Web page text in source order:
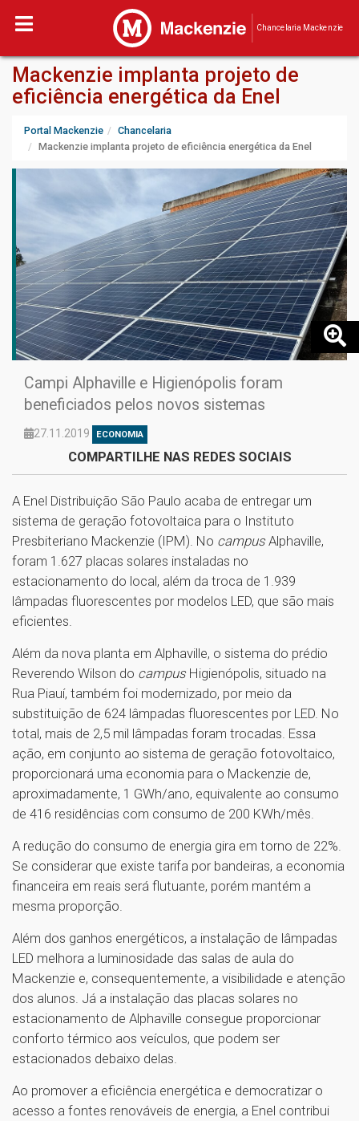
Chancelaria Mackenzie
Mackenzie implanta projeto de
eficiência energética da Enel
Portal Mackenzie
Chancelaria
Mackenzie implanta projeto de eficiência energética da Enel
Campi Alphaville e Higienópolis foram
beneficiados pelos novos sistemas
27.11.2019 ECONOMIA
COMPARTILHE NAS REDES SOCIAIS
A Enel Distribuição São Paulo acaba de entregar um
sistema de geração fotovoltaica para o Instituto
Presbiteriano Mackenzie (IPM). No campus Alphaville,
foram 1.627 placas solares instaladas no
estacionamento do local, além da troca de 1.939
lâmpadas fluorescentes por modelos LED, que são mais
eficientes.
Além da nova planta em Alphaville, o sistema do prédio
Reverendo Wilson do campus Higienópolis, situado na
Rua Piauí, também foi modernizado, por meio da
substituição de 624 lâmpadas fluorescentes por LED. No
total, mais de 2,5 mil lâmpadas foram trocadas. Essa
ação, em conjunto ao sistema de geração fotovoltaico,
proporcionará uma economia para o Mackenzie de,
aproximadamente, 1 GWh/ano, equivalente ao consumo
de 416 residências com consumo de 200 KWh/mês.
A redução do consumo de energia gira em torno de 22%.
Se considerar que existe tarifa por bandeiras, a economia
financeira em reais será flutuante, porém mantém a
mesma proporção.
Além dos ganhos energéticos, a instalação de lâmpadas
LED melhora a luminosidade das salas de aula do
Mackenzie e, consequentemente, a visibilidade e atenção
dos alunos. Já a instalação das placas solares no
estacionamento de Alphaville consegue proporcionar
conforto térmico aos veículos, que podem ser
estacionados debaixo delas.
Ao promover a eficiência energética e democratizar o
acesso a fontes renováveis de energia, a Enel contribui